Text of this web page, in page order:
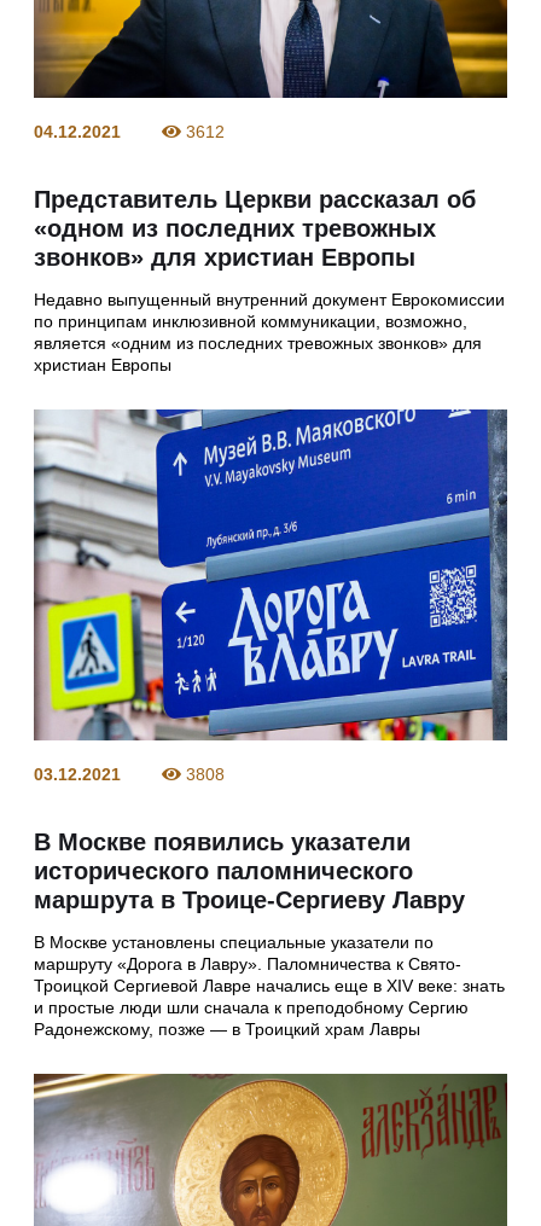
04.12.2021 3612
Представитель Церкви рассказал об
«одном из последних тревожных
звонков» для христиан Европы
Недавно выпущенный внутренний документ Еврокомиссии
по принципам инклюзивной коммуникации, возможно,
является «одним из последних тревожных звонков» для
христиан Европы
03.12.2021 3808
В Москве появились указатели
исторического паломнического
маршрута в Троице-Сергиеву Лавру
В Москве установлены специальные указатели по
маршруту «Дорога в Лавру». Паломничества к Свято-
Троицкой Сергиевой Лавре начались еще в XIV веке: знать
и простые люди шли сначала к преподобному Сергию
Радонежскому, позже — в Троицкий храм Лавры